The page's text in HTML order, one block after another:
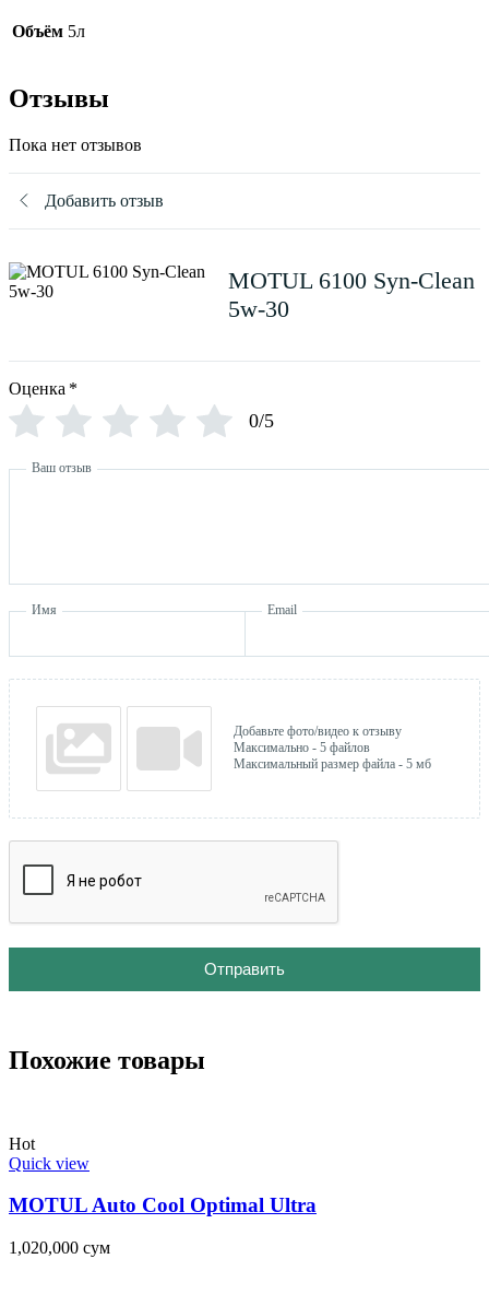
Объём 5л
Отзывы
Пока нет отзывов
Добавить отзыв
MOTUL 6100 Syn-Clean
5w-30
Оценка *
0/5
Ваш отзыв
Имя Email
Добавьте фото/видео к отзыву
Максимально - 5 файлов
Максимальный размер файла - 5 мб
Отправить
Похожие товары
Hot
Quick view
MOTUL Auto Cool Optimal Ultra
1,020,000 сум